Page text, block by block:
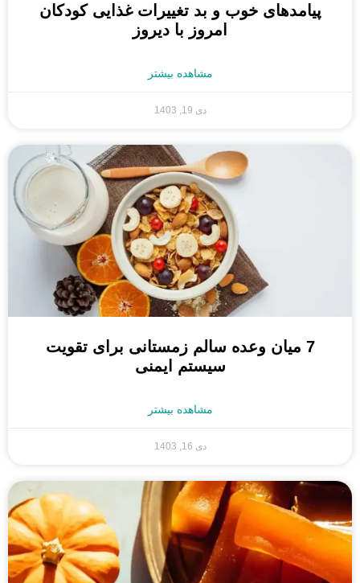
پیامدهای خوب و بد تغییرات غذایی کودکان
امروز با دیروز
مشاهده بیشتر
دی 19, 1403
7 میان وعده سالم زمستانی برای تقویت
سیستم ایمنی
مشاهده بیشتر
دی 16, 1403